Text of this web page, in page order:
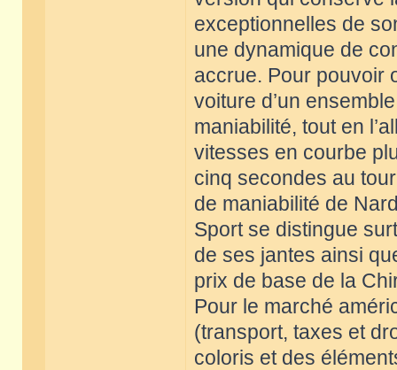
exceptionnelles de
une dynamique de
accrue. Pour pouvoir
voiture d’un
maniabilité, tout en
vitesses en courbe
cinq secondes au
de maniabilité de
Sport se distingue
de ses jantes ainsi
prix de base de la
Pour le marché
(transport, taxes et
coloris et des